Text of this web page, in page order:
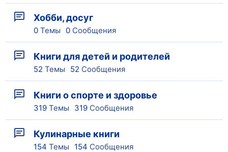
Хобби, досуг
0 Темы 0 Сообщения
Книги для детей и родителей
52 Темы 52 Сообщения
Книги о спорте и здоровье
319 Темы 319 Сообщения
Кулинарные книги
154 Темы 154 Сообщения